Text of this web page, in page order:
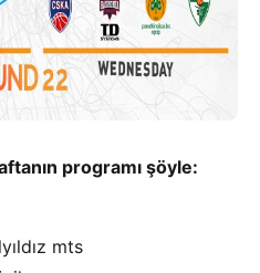
programı şöyle:
mts